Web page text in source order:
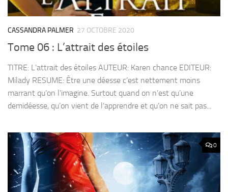
CASSANDRA PALMER 27 OCTOBRE 2020
Tome 06 : L’attrait des étoiles
TITRE: L’attrait des étoiles AUTEUR: Karen chance EDITEUR:
Milady RESUME: Être une déesse c’est nettement moins
marrant qu’on l’imagine. Surtout quand on n’est qu’une
demidéesse, qu’on vient de l’apprendre et qu’on ne sait pas...
0